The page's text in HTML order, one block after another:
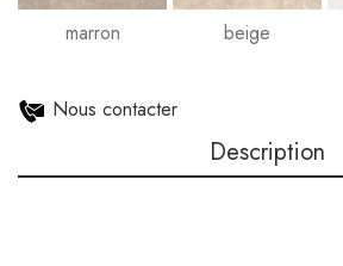
marron beige
Nous contacter
Description